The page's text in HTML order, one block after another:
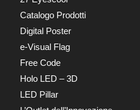
Catalogo Prodotti
Digital Poster
e-Visual Flag
Free Code
Holo LED – 3D
LED Pillar